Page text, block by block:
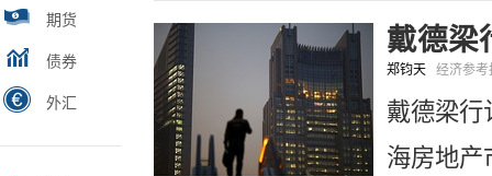
期货
债券
外汇
戴德梁
郑钧天 经济参
戴德梁行
海房地产